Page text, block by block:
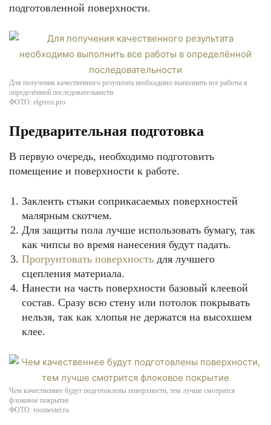
подготовленной поверхности.
Для получения качественного результата необходимо выполнить все работы в
определённой последовательности
ФОТО: elgreco.pro
Предварительная подготовка
В первую очередь, необходимо подготовить
помещение и поверхности к работе.
Заклеить стыки соприкасаемых поверхностей
малярным скотчем.
Для защиты пола лучше использовать бумагу, так
как чипсы во время нанесения будут падать.
Прогрунтовать поверхность для лучшего
сцепления материала.
Нанести на часть поверхности базовый клеевой
состав. Сразу всю стену или потолок покрывать
нельзя, так как хлопья не держатся на высохшем
клее.
Чем качественнее будут подготовлены поверхности, тем лучше смотрится
флоковое покрытие
ФОТО: roomester.ru